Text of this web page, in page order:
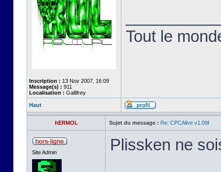
Inscription : 13 Nov 2007, 16:09
Message(s) : 911
Localisation : Gallifrey
Tout le
Haut
hERMOL Sujet du message : Re: CPCAlive v1.09f
Site Admin Plissken ne